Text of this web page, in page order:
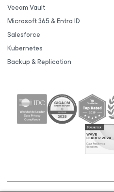
Veeam Vault
Microsoft 365 & Entra ID
Salesforce
Kubernetes
Backup & Replication